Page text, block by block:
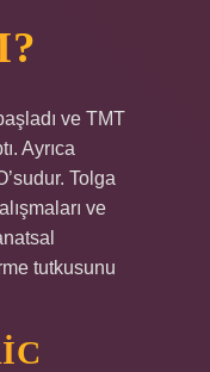
ve TMT
Ayrıca
Tolga
ve
tutkusunu